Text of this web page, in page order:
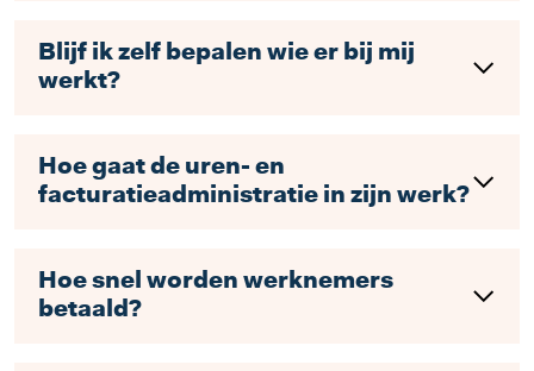
Blijf ik zelf bepalen wie er bij mij
werkt?
Hoe gaat de uren- en
facturatieadministratie in zijn werk?
Hoe snel worden werknemers
betaald?